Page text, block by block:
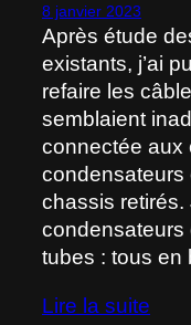
8 janvier 2023
Après étude
existants, j’ai
refaire les
semblaient
connectée aux
condensateurs
chassis retirés.
condensateurs
tubes : tous
Lire la suite